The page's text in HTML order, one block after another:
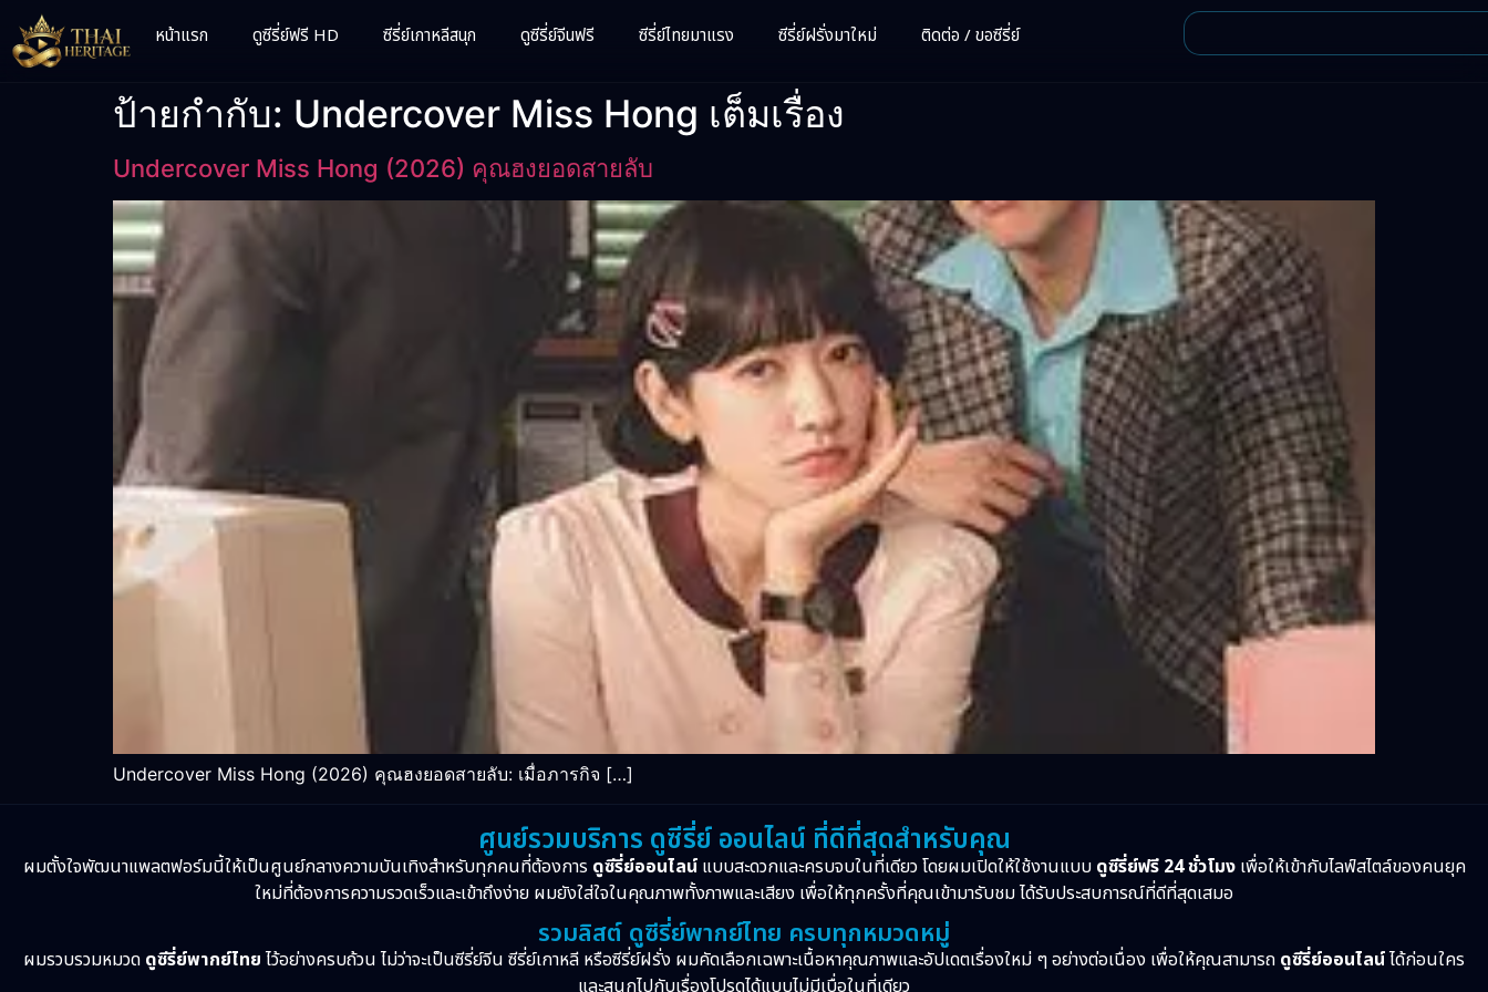
หน้าแรก ดูซีรี่ย์ฟรี HD ซีรี่ย์เกาหลีสนุก ดูซีรี่ย์จีนฟรี ซีรี่ย์ไทยมาแรง ซีรี่ย์ฝรั่งมาใหม่ ติดต่อ / ขอซีรี่ย์
ป้ายกำกับ: Undercover Miss Hong เต็มเรื่อง
Undercover Miss Hong (2026) คุณฮงยอดสายลับ
Undercover Miss Hong (2026) คุณฮงยอดสายลับ: เมื่อภารกิจ […]
ศูนย์รวมบริการ ดูซีรี่ย์ ออนไลน์ ที่ดีที่สุดสำหรับคุณ
ผมตั้งใจพัฒนาแพลตฟอร์มนี้ให้เป็นศูนย์กลางความบันเทิงสำหรับทุกคนที่ต้องการ ดูซีรี่ย์ออนไลน์แบบสะดวกและครบจบในที่เดียว โดยผมเปิดให้ใช้งานแบบ ดูซีรี่ย์ฟรี 24 ชั่วโมงเพื่อให้เข้ากับไลฟ์สไตล์ของคนยุค
ใหม่ที่ต้องการความรวดเร็วและเข้าถึงง่าย ผมยังใส่ใจในคุณภาพทั้งภาพและเสียง เพื่อให้ทุกครั้งที่คุณเข้ามารับชม ได้รับประสบการณ์ที่ดีที่สุดเสมอ
รวมลิสต์ ดูซีรี่ย์พากย์ไทย ครบทุกหมวดหมู่
ผมรวบรวมหมวด ดูซีรี่ย์พากย์ไทย ไว้อย่างครบถ้วน ไม่ว่าจะเป็นซีรี่ย์จีน ซีรี่ย์เกาหลี หรือซีรี่ย์ฝรั่ง ผมคัดเลือกเฉพาะเนื้อหาคุณภาพและอัปเดตเรื่องใหม่ ๆ อย่างต่อเนื่อง เพื่อให้คุณสามารถ ดูซีรี่ย์ออนไลน์ได้ก่อนใคร
และสนุกไปกับเรื่องโปรดได้แบบไม่มีเบื่อในที่เดียว